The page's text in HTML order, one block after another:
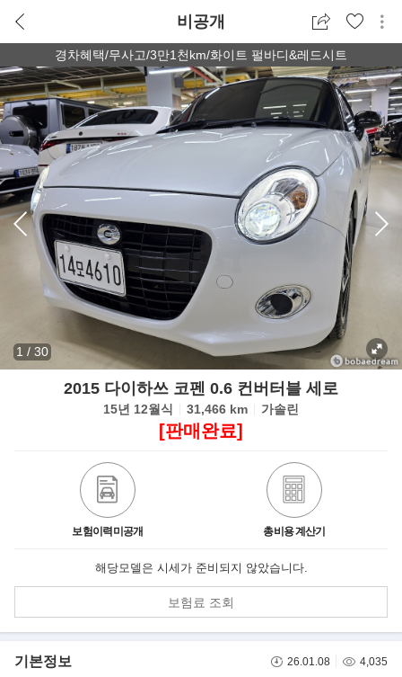
비공개
경차혜택/무사고/3만1천km/화이트 펄바디&레드시트
1 / 30
2015 다이하쓰 코펜 0.6 컨버터블 세로
15년 12월식 31,466 km 가솔린
[판매완료]
보험이력미공개 총비용 계산기
해당모델은 시세가 준비되지 않았습니다.
보험료 조회
기본정보 26.01.08 4,035